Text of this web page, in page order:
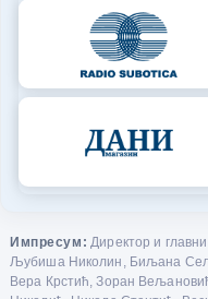
Импресум: Директор и
Љубиша Николин, Биљана
Вера Крстић, Зоран